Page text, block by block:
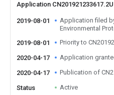
Application
2019-08-01
Application filed
Environmental
2019-08-01
Priority to
2020-04-17 Application
2020-04-17 Publication of
Status Active